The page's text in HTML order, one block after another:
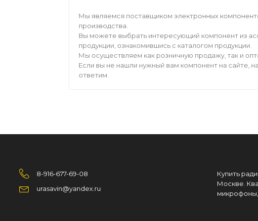
Мы являемся поставщиком электронных
производства.
Вы можете выбрать интересующий компонент из
продукции, ознакомившись с каталогом продукции.
Мы осуществляем как розничную продажу, так и
Если вы не нашли нужный вам компонент на сайте,
ответим.
8-916-677-69-08
urasavin@yandex.ru
Купить
Москве.